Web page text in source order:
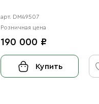
арт. DM49507
Розничная цена
190 000 ₽
Купить